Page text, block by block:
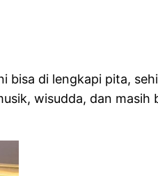
bisa di lengkapi pita,
wisudda, dan masih